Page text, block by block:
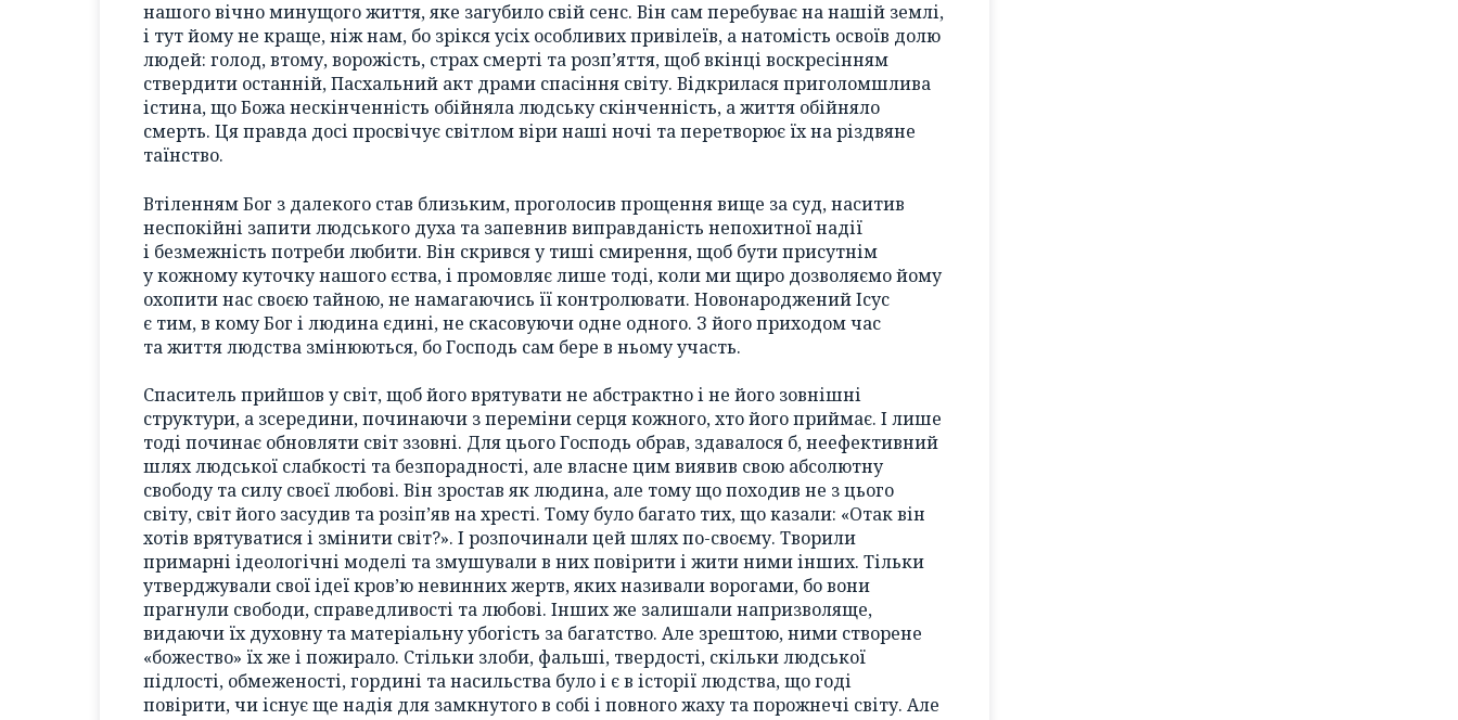
нашого вічно минущого життя, яке загубило свій сенс. Він сам перебуває на нашій землі,
і тут йому не краще, ніж нам, бо зрікся усіх особливих привілеїв, а натомість освоїв долю
людей: голод, втому, ворожість, страх смерті та розп’яття, щоб вкінці воскресінням
ствердити останній, Пасхальний акт драми спасіння світу. Відкрилася приголомшлива
істина, що Божа нескінченність обійняла людську скінченність, а життя обійняло
смерть. Ця правда досі просвічує світлом віри наші ночі та перетворює їх на різдвяне
таїнство.
Втіленням Бог з далекого став близьким, проголосив прощення вище за суд, наситив
неспокійні запити людського духа та запевнив виправданість непохитної надії
і безмежність потреби любити. Він скрився у тиші смирення, щоб бути присутнім
у кожному куточку нашого єства, і промовляє лише тоді, коли ми щиро дозволяємо йому
охопити нас своєю тайною, не намагаючись її контролювати. Новонароджений Ісус
є тим, в кому Бог і людина єдині, не скасовуючи одне одного. З його приходом час
та життя людства змінюються, бо Господь сам бере в ньому участь.
Спаситель прийшов у світ, щоб його врятувати не абстрактно і не його зовнішні
структури, а зсередини, починаючи з переміни серця кожного, хто його приймає. І лише
тоді починає обновляти світ ззовні. Для цього Господь обрав, здавалося б, неефективний
шлях людської слабкості та безпорадності, але власне цим виявив свою абсолютну
свободу та силу своєї любові. Він зростав як людина, але тому що походив не з цього
світу, світ його засудив та розіп’яв на хресті. Тому було багато тих, що казали: «Отак він
хотів врятуватися і змінити світ?». І розпочинали цей шлях по-своєму. Творили
примарні ідеологічні моделі та змушували в них повірити і жити ними інших. Тільки
утверджували свої ідеї кров’ю невинних жертв, яких називали ворогами, бо вони
прагнули свободи, справедливості та любові. Інших же залишали напризволяще,
видаючи їх духовну та матеріальну убогість за багатство. Але зрештою, ними створене
«божество» їх же і пожирало. Стільки злоби, фальші, твердості, скільки людської
підлості, обмеженості, гордині та насильства було і є в історії людства, що годі
повірити, чи існує ще надія для замкнутого в собі і повного жаху та порожнечі світу. Але